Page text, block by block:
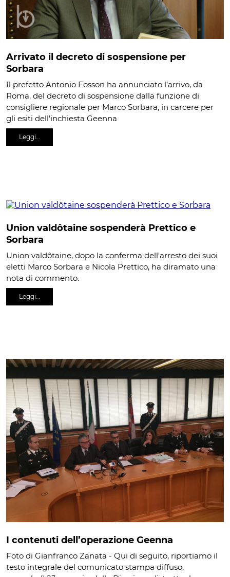
Arrivato il decreto di sospensione per
Sorbara
Il prefetto Antonio Fosson ha annunciato l’arrivo, da
Roma, del decreto di sospensione dalla funzione di
consigliere regionale per Marco Sorbara, in carcere per
gli esiti dell’inchiesta Geenna
Leggi…
Union valdôtaine sospenderà Prettico e
Sorbara
Union valdôtaine, dopo la conferma dell'arresto dei suoi
eletti Marco Sorbara e Nicola Prettico, ha diramato una
nota di commento.
Leggi…
I contenuti dell’operazione Geenna
Foto di Gianfranco Zanata - Qui di seguito, riportiamo il
testo integrale del comunicato stampa diffuso,